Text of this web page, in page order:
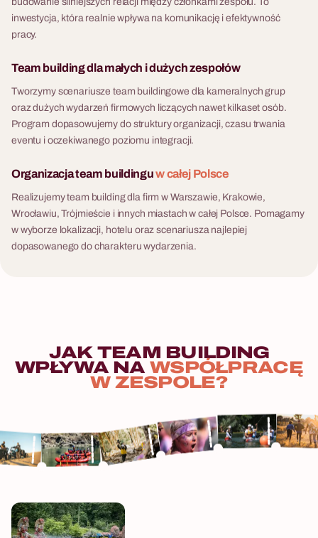
inwestycja, która realnie wpływa na komunikację i efektywność
pracy.
Team building dla małych i dużych zespołów
Tworzymy scenariusze team buildingowe dla kameralnych grup
oraz dużych wydarzeń firmowych liczących nawet kilkaset osób.
Program dopasowujemy do struktury organizacji, czasu trwania
eventu i oczekiwanego poziomu integracji.
Organizacja team buildinguw całej Polsce
Realizujemy team building dla firm w Warszawie, Krakowie,
Wrocławiu, Trójmieście i innych miastach w całej Polsce. Pomagamy
w wyborze lokalizacji, hotelu oraz scenariusza najlepiej
dopasowanego do charakteru wydarzenia.
JAK TEAM BUILDING
WPŁYWA NA WSPÓŁPRACĘ
W ZESPOLE?